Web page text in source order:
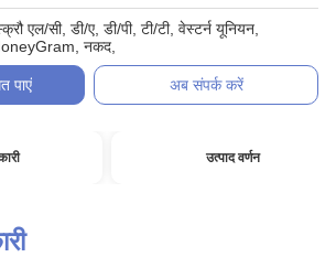
एल/सी, डी/ए, डी/पी, टी/टी, वेस्टर्न यूनियन,
नकद,
पाएं अब संपर्क करें
उत्पाद वर्णन